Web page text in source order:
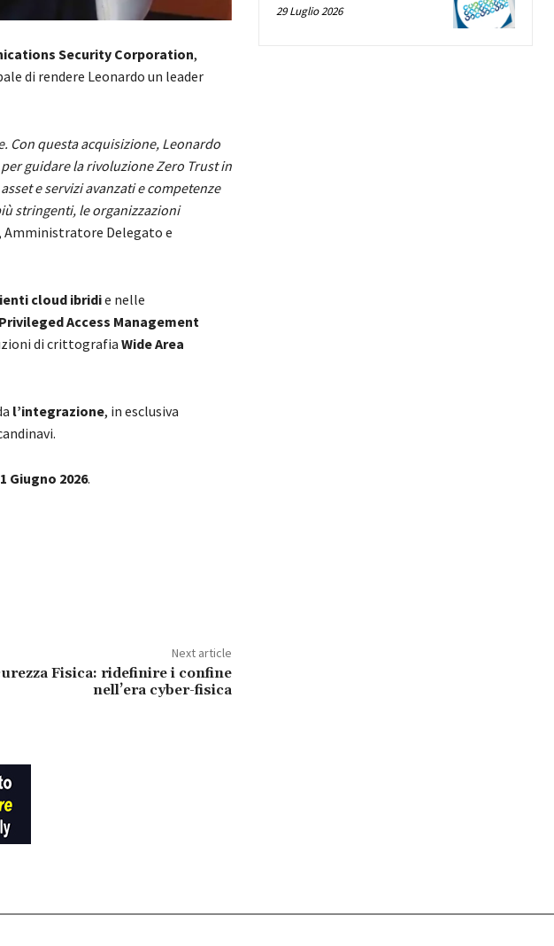
Security Corporation,
di rendere Leonardo un leader
Con questa acquisizione, Leonardo
guidare la rivoluzione Zero Trust in
e servizi avanzati e competenze
stringenti, le organizzazioni
Amministratore Delegato e
cloud ibridie nelle
Privileged Access Management
di crittografia Wide Area
l’integrazione, in esclusiva
Giugno 2026.
Next article
Fisica: ridefinire i confine
nell’era cyber-fisica
29 Luglio 2026